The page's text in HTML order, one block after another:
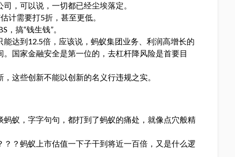
，可以说，一切都已经尘埃落定。
计需要打5折，甚至更低。
搞“钱生钱”。
达到12.5倍，应该说，蚂蚁集团业务、利润高增长的
国家金融安全是第一位的，去杠杆降风险是首要目
这些创新不能以创新的名义行违规之实。
蚁，字字句句，都打到了蚂蚁的痛处，就像点穴般精
？蚂蚁上市估值一下子干到将近一百倍，又是什么逻